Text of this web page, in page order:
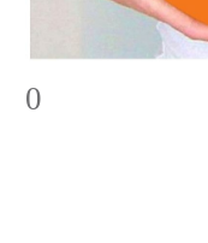
0